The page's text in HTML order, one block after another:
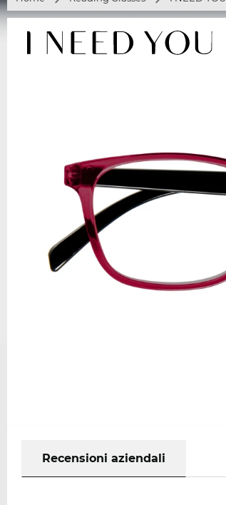
Recensioni aziendali